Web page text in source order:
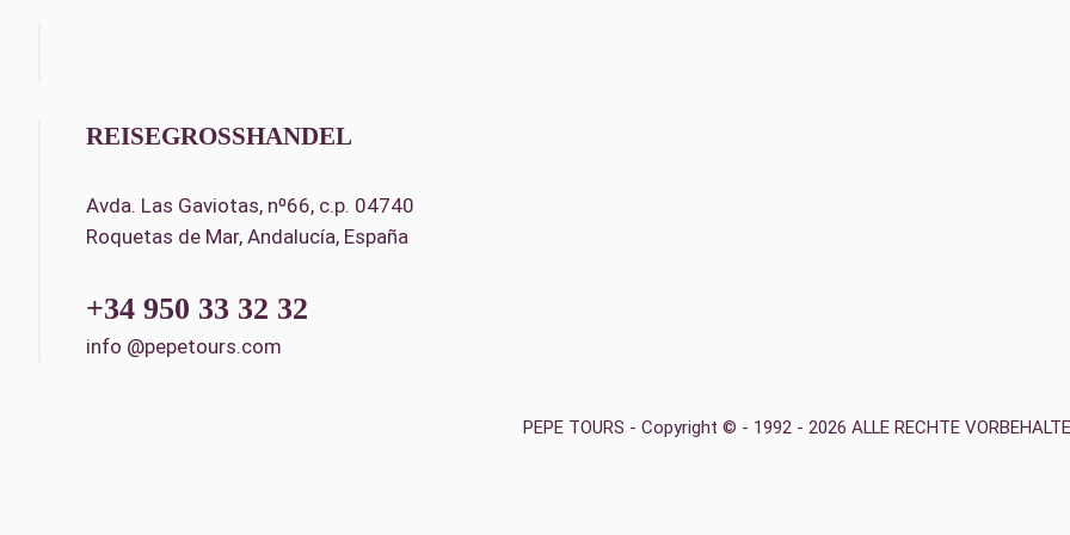
REISEGROSSHANDEL
Avda. Las Gaviotas, nº66, c.p. 04740
Roquetas de Mar, Andalucía, España
+34 950 33 32 32
info @pepetours.com
PEPE TOURS - Copyright © - 1992 - 2026 ALLE RECHTE